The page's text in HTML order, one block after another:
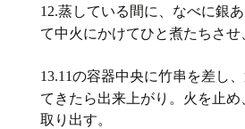
12.蒸している間に、なべに銀
て中火にかけてひと煮たちさせ
13.11の容器中央に竹串を差し
てきたら出来上がり。火を止め
取り出す。